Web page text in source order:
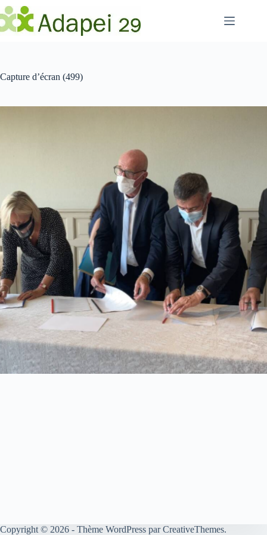
Passer
au
contenu
Capture d’écran (499)
Copyright © 2026 - Thème WordPress parCreativeThemes.